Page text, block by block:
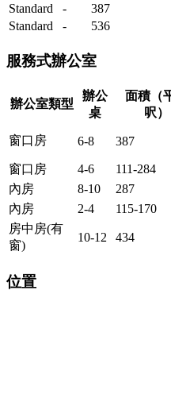
Standard
- 387
Standard
- 536
服務式辦公室
辦公室類型
辦公
桌
面積（
呎）
窗口房 6-8 387
窗口房 4-6 111-284
內房
8-10 287
內房
2-4 115-170
房中房(有
窗)
10-12 434
位置